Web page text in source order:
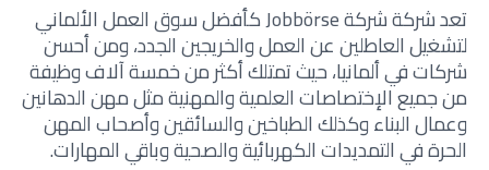
تعد شركة شركة Jobbörse كأفضل سوق العمل الألماني
لتشغيل العاطلين عن العمل والخريجين الجدد، ومن أحسن
شركات في ألمانيا، حيث تمتلك أكثر من خمسة آلاف وظيفة
من جميع الإختصاصات العلمية والمهنية مثل مهن الدهانين
وعمال البناء وكذلك الطباخين والسائقين وأصحاب المهن
الحرة في التمديدات الكهربائية والصحية وباقي المهارات.